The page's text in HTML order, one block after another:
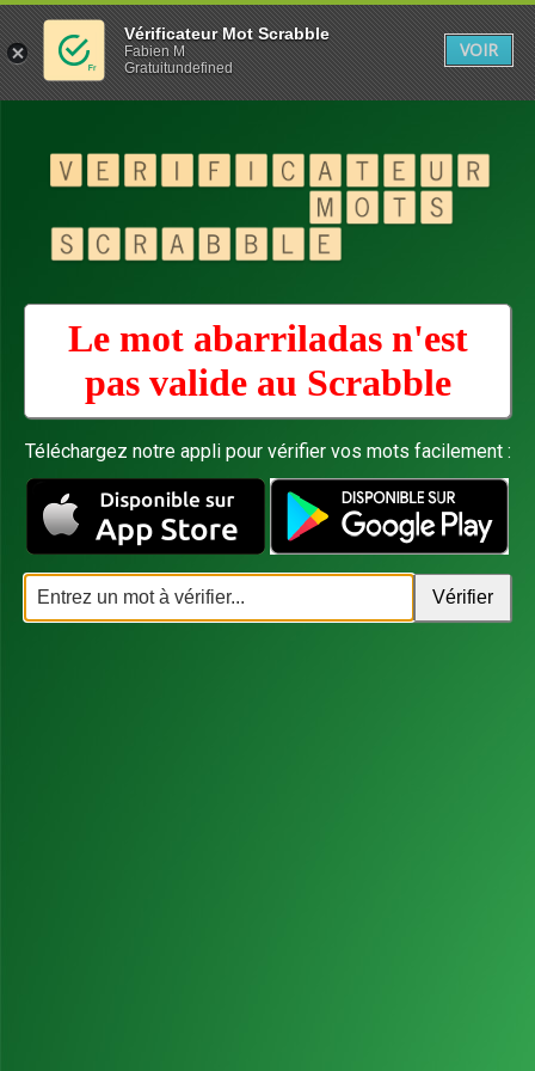
Le mot abarriladas n'est
pas valide au Scrabble
Téléchargez notre appli pour vérifier vos mots facilement :
Vérificateur Mot Scrabble
Fabien M
Gratuitundefined
VOIR